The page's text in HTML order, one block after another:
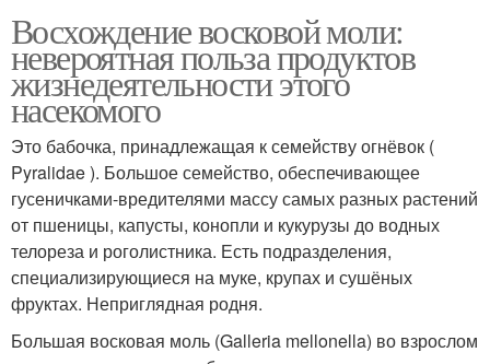
Восхождение восковой моли:
невероятная польза продуктов
жизнедеятельности этого
насекомого
Это бабочка, принадлежащая к семейству огнёвок (
Pyralidae ). Большое семейство, обеспечивающее
гусеничками-вредителями массу самых разных растений
от пшеницы, капусты, конопли и кукурузы до водных
телореза и роголистника. Есть подразделения,
специализирующиеся на муке, крупах и сушёных
фруктах. Неприглядная родня.
Большая восковая моль (Galleria mellonella) во взрослом